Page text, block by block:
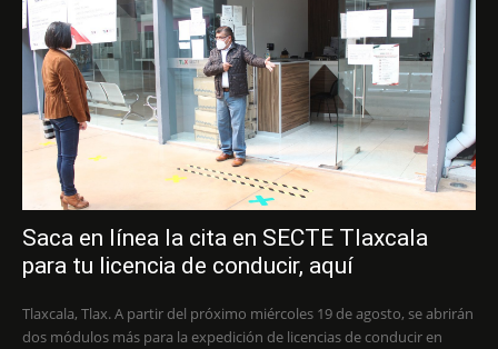
Saca en línea la cita en SECTE Tlaxcala
para tu licencia de conducir, aquí
Tlaxcala, Tlax. A partir del próximo miércoles 19 de agosto, se abrirán
dos módulos más para la expedición de licencias de conducir en